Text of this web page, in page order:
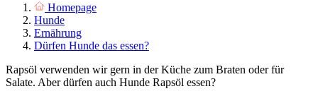
Homepage
Hunde
Ernährung
Dürfen Hunde das essen?
Rapsöl verwenden wir gern in der Küche zum Braten oder für
Salate. Aber dürfen auch Hunde Rapsöl essen?